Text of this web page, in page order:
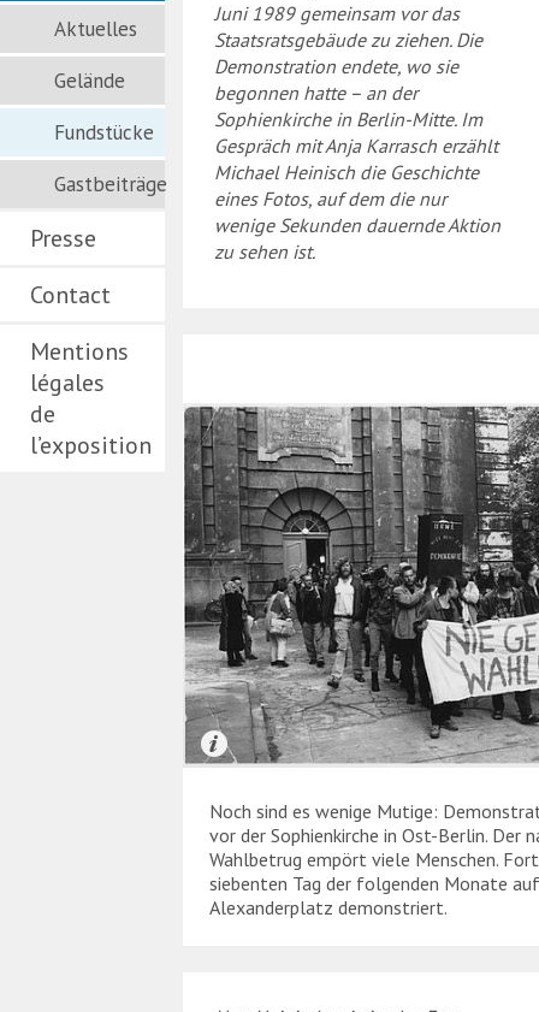
Aktuelles
Gelände
Fundstücke
Gastbeiträge
Presse
Contact
Mentions
légales
de
l’exposition
Juni 1989 gemeinsam vor das
Staatsratsgebäude zu ziehen. Die
Demonstration endete, wo sie
begonnen hatte – an der
Sophienkirche in Berlin-Mitte. Im
Gespräch mit Anja Karrasch erzählt
Michael Heinisch die Geschichte
eines Fotos, auf dem die nur
wenige Sekunden dauernde Aktion
zu sehen ist.
Noch sind es wenige Mutige:
vor der Sophienkirche in Ost-Berlin. Der
Wahlbetrug empört viele Menschen.
siebenten Tag der folgenden Monate
Alexanderplatz demonstriert.